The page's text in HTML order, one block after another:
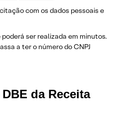
com os dados pessoais e
ser realizada em minutos.
a ter o número do CNPJ
da Receita